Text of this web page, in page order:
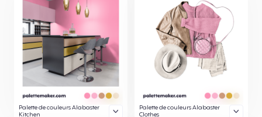
Palette de couleurs Alabaster
Kitchen
Palette de couleurs Alabaster
Clothes